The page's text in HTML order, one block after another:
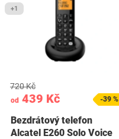
+1
od 439 Kč
720 Kč
-39 %
Bezdrátový telefon
Alcatel E260 Solo Voice